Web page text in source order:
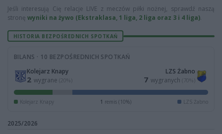
Jeśli interesują Cię relacje LIVE z meczów piłki nożnej, sprawdź naszą
stronę wyniki na żywo (Ekstraklasa, 1 liga, 2 liga oraz 3 i 4 liga).
HISTORIA BEZPOŚREDNICH SPOTKAŃ
BILANS · 10 BEZPOŚREDNICH SPOTKAŃ
Kolejarz Knapy
2 wygrane (20%)
LZS Żabno
7 wygranych (70%)
Kolejarz Knapy 1 remis (10%) LZS Żabno
2025/2026